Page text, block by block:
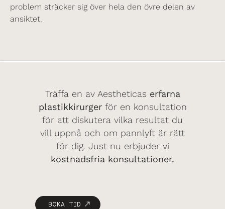
problem sträcker sig över hela den övre delen av
ansiktet.
Träffa en av Aestheticas erfarna
plastikkirurgerför en konsultation
för att diskutera vilka resultat du
vill uppnå och om pannlyft är rätt
för dig. Just nu erbjuder vi
kostnadsfria konsultationer.
BOKA TID